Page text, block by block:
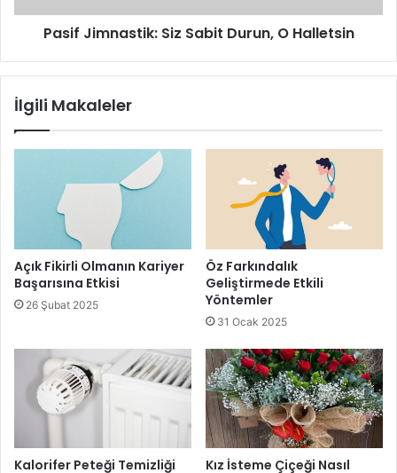
Pasif Jimnastik: Siz Sabit Durun, O Halletsin
İlgili Makaleler
Açık Fikirli Olmanın Kariyer
Başarısına Etkisi
26 Şubat 2025
Öz Farkındalık
Geliştirmede Etkili
Yöntemler
31 Ocak 2025
Kalorifer Peteği Temizliği
Kız İsteme Çiçeği Nasıl